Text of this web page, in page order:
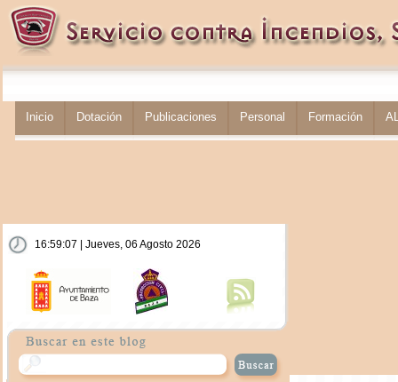
Inicio Dotación Publicaciones Personal Formación
16:59:07 | Jueves, 06 Agosto 2026